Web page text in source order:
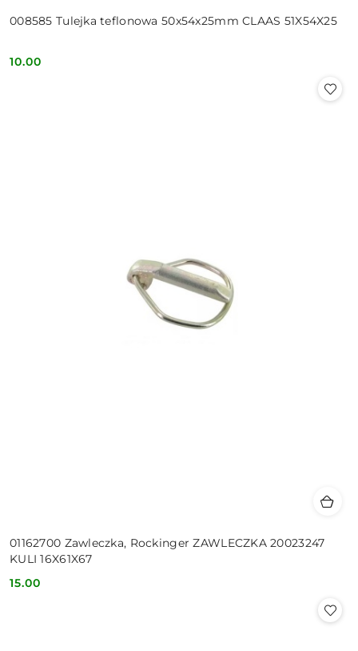
008585 Tulejka teflonowa 50x54x25mm CLAAS 51X54X25
Cena:
10.00
01162700 Zawleczka, Rockinger ZAWLECZKA 20023247
KULI 16X61X67
Cena:
15.00